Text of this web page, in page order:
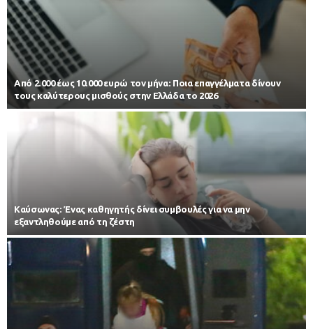
Από 2.000 έως 10.000 ευρώ τον μήνα: Ποια επαγγέλματα δίνουν
τους καλύτερους μισθούς στην Ελλάδα το 2026
Kαύσωνας: Ένας καθηγητής δίνει συμβουλές για να μην
εξαντληθούμε από τη ζέστη